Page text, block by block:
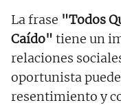
La frase "Todos
Caído" tiene un
relaciones
oportunista
resentimiento y